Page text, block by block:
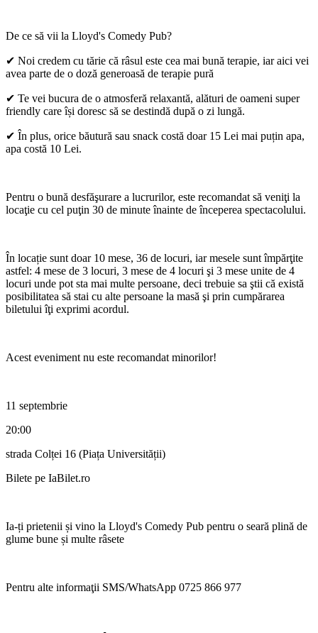
De ce să vii la Lloyd's Comedy Pub?
✔︎ Noi credem cu tărie că râsul este cea mai bună terapie, iar aici vei
avea parte de o doză generoasă de terapie pură
✔︎ Te vei bucura de o atmosferă relaxantă, alături de oameni super
friendly care își doresc să se destindă după o zi lungă.
✔︎ În plus, orice băutură sau snack costă doar 15 Lei mai puțin apa,
apa costă 10 Lei.
Pentru o bună desfăşurare a lucrurilor, este recomandat să veniţi la
locaţie cu cel puţin 30 de minute înainte de începerea spectacolului.
În locație sunt doar 10 mese, 36 de locuri, iar mesele sunt împărţite
astfel: 4 mese de 3 locuri, 3 mese de 4 locuri şi 3 mese unite de 4
locuri unde pot sta mai multe persoane, deci trebuie sa ştii că există
posibilitatea să stai cu alte persoane la masă şi prin cumpărarea
biletului îţi exprimi acordul.
Acest eveniment nu este recomandat minorilor!
11 septembrie
20:00
strada Colței 16 (Piața Universității)
Bilete pe IaBilet.ro
Ia-ți prietenii și vino la Lloyd's Comedy Pub pentru o seară plină de
glume bune și multe râsete
Pentru alte informaţii SMS/WhatsApp 0725 866 977